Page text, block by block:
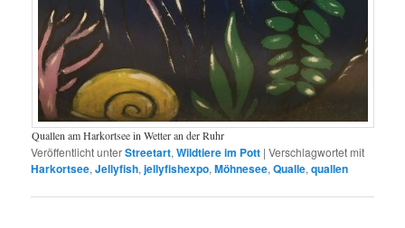
Quallen am Harkortsee in Wetter an der Ruhr
Veröffentlicht unterStreetart,Wildtiere im Pott |Verschlagwortet mit
Harkortsee,Jellyfish,jellyfishexpo,Möhnesee,Qualle,quallen